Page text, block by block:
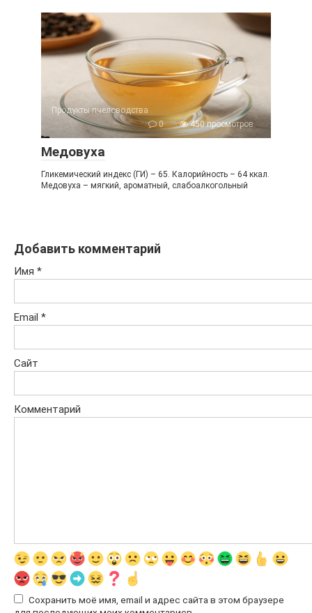
Продукты пчеловодства
0
450 просмотров
Медовуха
Гликемический индекс (ГИ) – 65. Калорийность – 64 ккал.
Медовуха – мягкий, ароматный, слабоалкогольный
Добавить комментарий
Имя *
Email *
Сайт
Комментарий
Сохранить моё имя, email и адрес сайта в этом браузере